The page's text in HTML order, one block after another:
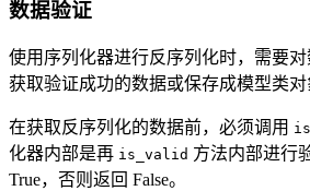
数据验证
使用序列化器进行反序列化时，需要
获取验证成功的数据或保存成模型类对
在获取反序列化的数据前，必须调用
化器内部是再 is_valid 方法内部进行
True，否则返回 False。